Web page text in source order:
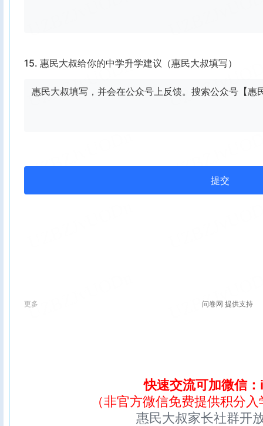
快速交流可加微信
（非官方微信免费提供积分
惠民大叔家长社群开